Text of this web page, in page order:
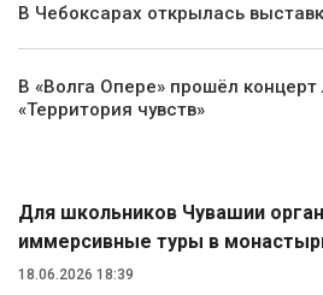
В Чебоксарах открылась
В «Волга Опере» прошёл
«Территория чувств»
Для школьников Чувашии
иммерсивные туры в
18.06.2026 18:39